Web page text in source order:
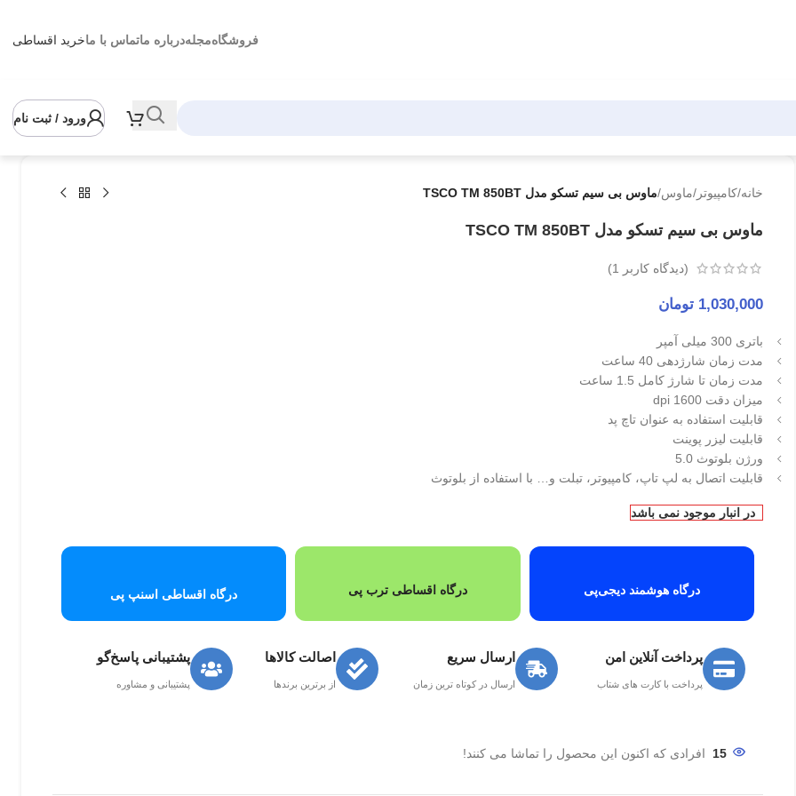
فروشگاهمجلهدرباره ماتماس با ماخرید اقساطی
ورود / ثبت نام
خانه/کامپیوتر /ماوس/ماوس بی سیم تسکو مدل TSCO TM 850BT
ماوس بی سیم تسکو مدل TSCO TM 850BT
(دیدگاه کاربر 1
)
1,030,000 تومان
باتری 300 میلی آمپر
مدت زمان شارژدهی 40 ساعت
مدت زمان تا شارژ کامل 1.5 ساعت
میزان دقت 1600 dpi
قابلیت استفاده به عنوان تاچ پد
قابلیت لیزر پوینت
ورژن بلوتوث 5.0
قابلیت اتصال به لپ تاپ، کامپیوتر، تبلت و… با استفاده از بلوتوث
در انبار موجود نمی باشد
درگاه هوشمند دیجی‌پی درگاه اقساطی ترب پی درگاه اقساطی اسنپ پی
پرداخت آنلاین امن
پرداخت با کارت های شتاب
ارسال سریع
ارسال در کوتاه ترین زمان
اصالت کالاها
از برترین برندها
پشتیبانی پاسخ‌گو
پشتیبانی و مشاوره
15 افرادی که اکنون این محصول را تماشا می کنند!